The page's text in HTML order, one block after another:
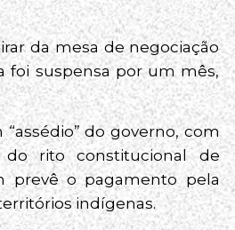
da mesa de negociação
foi suspensa por um mês,
do governo, com
rito constitucional de
prevê o pagamento pela
indígenas.